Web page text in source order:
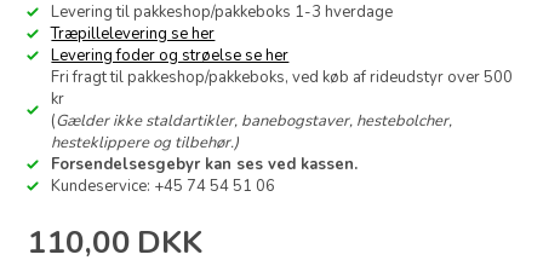
Levering til pakkeshop/pakkeboks 1-3 hverdage
Træpillelevering se her
Levering foder og strøelse se her
Fri fragt til pakkeshop/pakkeboks, ved køb af rideudstyr over 500
kr
(Gælder ikke staldartikler, banebogstaver, hestebolcher,
hesteklippere og tilbehør.)
Forsendelsesgebyr kan ses ved kassen.
Kundeservice: +45 74 54 51 06
110,00 DKK